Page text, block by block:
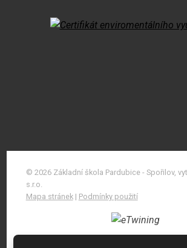
© 2026 Základní škola Pardubice - Spořilov,
s.r.o.
Mapa stránek| Podmínky použití